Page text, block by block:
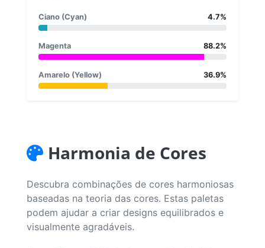
Ciano (Cyan) 4.7%
Magenta 88.2%
Amarelo (Yellow) 36.9%
Harmonia de Cores
Descubra combinações de cores harmoniosas
baseadas na teoria das cores. Estas paletas
podem ajudar a criar designs equilibrados e
visualmente agradáveis.